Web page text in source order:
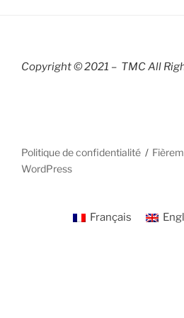
Copyright © 2021 – TMC All
Politique de confidentialité
WordPress
Français